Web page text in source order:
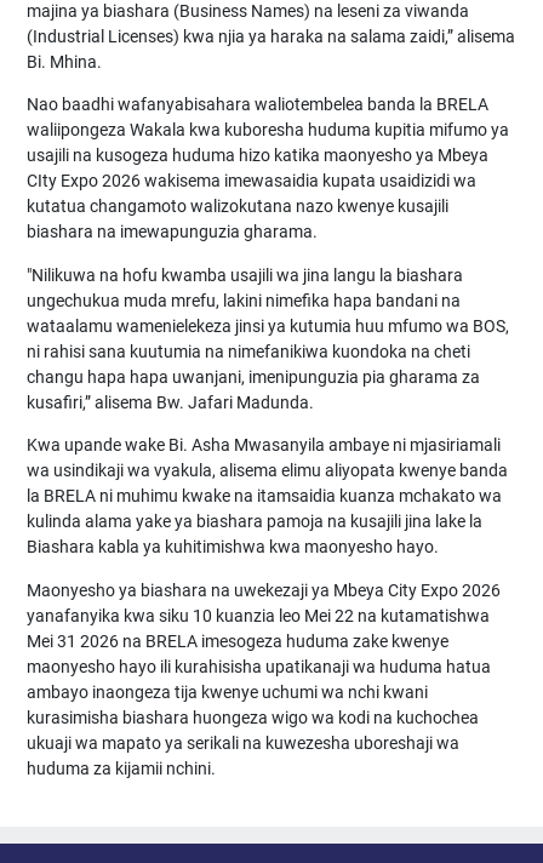
majina ya biashara (Business Names) na leseni za viwanda
(Industrial Licenses) kwa njia ya haraka na salama zaidi,” alisema
Bi. Mhina.
Nao baadhi wafanyabisahara waliotembelea banda la BRELA
waliipongeza Wakala kwa kuboresha huduma kupitia mifumo ya
usajili na kusogeza huduma hizo katika maonyesho ya Mbeya
CIty Expo 2026 wakisema imewasaidia kupata usaidizidi wa
kutatua changamoto walizokutana nazo kwenye kusajili
biashara na imewapunguzia gharama.
"Nilikuwa na hofu kwamba usajili wa jina langu la biashara
ungechukua muda mrefu, lakini nimefika hapa bandani na
wataalamu wamenielekeza jinsi ya kutumia huu mfumo wa BOS,
ni rahisi sana kuutumia na nimefanikiwa kuondoka na cheti
changu hapa hapa uwanjani, imenipunguzia pia gharama za
kusafiri,” alisema Bw. Jafari Madunda.
Kwa upande wake Bi. Asha Mwasanyila ambaye ni mjasiriamali
wa usindikaji wa vyakula, alisema elimu aliyopata kwenye banda
la BRELA ni muhimu kwake na itamsaidia kuanza mchakato wa
kulinda alama yake ya biashara pamoja na kusajili jina lake la
Biashara kabla ya kuhitimishwa kwa maonyesho hayo.
Maonyesho ya biashara na uwekezaji ya Mbeya City Expo 2026
yanafanyika kwa siku 10 kuanzia leo Mei 22 na kutamatishwa
Mei 31 2026 na BRELA imesogeza huduma zake kwenye
maonyesho hayo ili kurahisisha upatikanaji wa huduma hatua
ambayo inaongeza tija kwenye uchumi wa nchi kwani
kurasimisha biashara huongeza wigo wa kodi na kuchochea
ukuaji wa mapato ya serikali na kuwezesha uboreshaji wa
huduma za kijamii nchini.